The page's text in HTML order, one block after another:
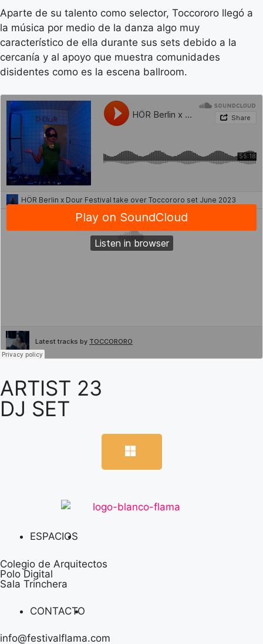
Aparte de su talento como selector, Toccororo llegó a
la música por medio de la danza algo muy
característico de ella durante sus sets debido a la
cercanía y al apoyo que muestra comunidades
disidentes como es la escena ballroom.
ARTIST 23
DJ SET
ESPACIOS
Colegio de Arquitectos
Polo Digital
Sala Trinchera
CONTACTO
info@festivalflama.com